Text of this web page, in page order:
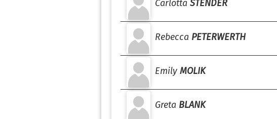
Carlotta STENDER
Rebecca PETERWERTH
Emily MOLIK
Greta BLANK